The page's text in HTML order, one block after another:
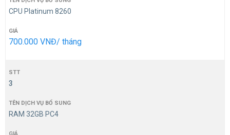
CPU Platinum 8260
700.000 VNĐ/ tháng
3
RAM 32GB PC4